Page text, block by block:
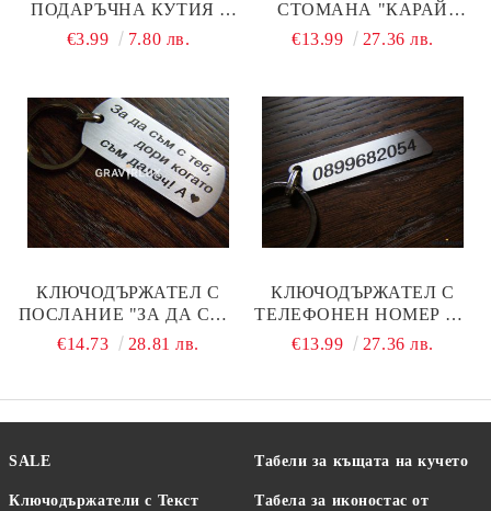
ПОДАРЪЧНА КУТИЯ -
ДОБАВИ КЪМ
€3.99 7.80 лв.
СТОМАНА "КАРАЙ
РАЗУМНО! ЧАКАМ ТЕ! С
€13.99 27.36 лв.
КЛЮЧОДЪРЖАТЕЛ С
ПОСЛАНИЕ "ЗА ДА СЪМ
С ТЕБ, ДОРИ КОГАТО
€14.73 28.81 лв.
КЛЮЧОДЪРЖАТЕЛ С
ТЕЛЕФОНЕН НОМЕР ОТ
НЕРЪЖДАЕМА
€13.99 27.36 лв.
SALE
Ключодържатели с Текст
Табели за къщата на кучето
Табела за иконостас от